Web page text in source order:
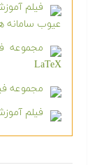
فیلم
عیوب سامانه
مجموعه
LaTeX
مجموعه
فیلم